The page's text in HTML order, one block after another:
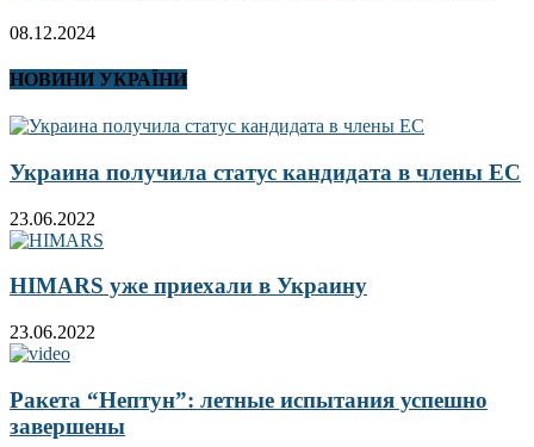
08.12.2024
НОВИНИ УКРАЇНИ
Украина получила статус кандидата в члены ЕС
23.06.2022
HIMARS уже приехали в Украину
23.06.2022
Ракета “Нептун”: летные испытания успешно
завершены